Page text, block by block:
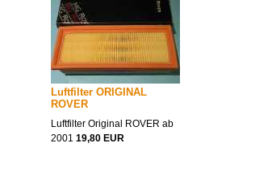
Luftfilter ORIGINAL
ROVER
Luftfilter Original ROVER ab
2001 19,80 EUR